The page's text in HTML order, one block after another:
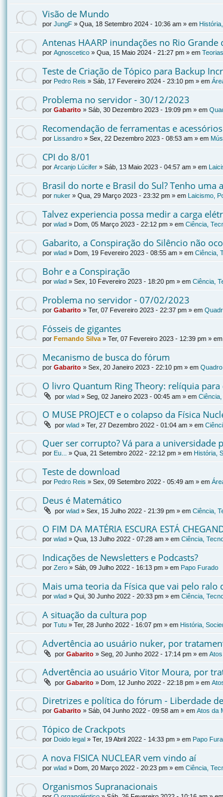
Visão de Mundo
por JungF » Qua, 18 Setembro 2024 - 10:36 am » em
Antenas HAARP inundações no Rio Grande
por Agnoscetico » Qua, 15 Maio 2024 - 21:27 pm » em
Teste de Criação de Tópico para Backup
por Pedro Reis » Sáb, 17 Fevereiro 2024 - 23:10 pm » em
Problema no servidor - 30/12/2023
por Gabarito » Sáb, 30 Dezembro 2023 - 19:09 pm » em
Recomendação de ferramentas e
por Lissandro » Sex, 22 Dezembro 2023 - 08:53 am » em
CPI do 8/01
por Arcanjo Lúcifer » Sáb, 13 Maio 2023 - 04:57 am » em
Brasil do norte e Brasil do Sul? Tenho uma
por nuker » Qua, 29 Março 2023 - 23:32 pm » em Laicismo,
Talvez experiencia possa medir a carga
por wlad » Dom, 05 Março 2023 - 22:12 pm » em Ciência,
Gabarito, a Conspiração do Silêncio não
por wlad » Dom, 19 Fevereiro 2023 - 08:55 am » em Ciência,
Bohr e a Conspiração
por wlad » Sex, 10 Fevereiro 2023 - 18:20 pm » em Ciência,
Problema no servidor - 07/02/2023
por Gabarito » Ter, 07 Fevereiro 2023 - 22:37 pm » em
Fósseis de gigantes
por Fernando Silva » Ter, 07 Fevereiro 2023 - 12:39 pm » em
Mecanismo de busca do fórum
por Gabarito » Sex, 20 Janeiro 2023 - 22:10 pm » em
O livro Quantum Ring Theory: relíquia para
por wlad » Seg, 02 Janeiro 2023 - 00:45 am » em
O MUSE PROJECT e o colapso da Física
por wlad » Ter, 27 Dezembro 2022 - 01:04 am » em
Quer ser corrupto? Vá para a universidade
por Eu... » Qua, 21 Setembro 2022 - 22:12 pm » em História,
Teste de download
por Pedro Reis » Sex, 09 Setembro 2022 - 05:49 am » em
Deus é Matemático
por wlad » Sex, 15 Julho 2022 - 21:39 pm » em Ciência,
O FIM DA MATÉRIA ESCURA ESTÁ
por wlad » Qua, 13 Julho 2022 - 07:28 am » em Ciência,
Indicações de Newsletters e Podcasts?
por Zero » Sáb, 09 Julho 2022 - 16:13 pm » em Papo Furado
Mais uma teoria da Física que vai pelo
por wlad » Qui, 30 Junho 2022 - 20:33 pm » em Ciência,
A situação da cultura pop
por Tutu » Ter, 28 Junho 2022 - 16:07 pm » em História,
Advertência ao usuário nuker, por
por Gabarito » Seg, 20 Junho 2022 - 17:14 pm » em
Advertência ao usuário Vitor Moura, por
por Gabarito » Dom, 12 Junho 2022 - 22:18 pm » em
Diretrizes e política do fórum - Liberdade
por Gabarito » Sáb, 04 Junho 2022 - 09:58 am » em Atos da
Tópico de Crackpots
por Doido legal » Ter, 19 Abril 2022 - 14:33 pm » em Papo
A nova FISICA NUCLEAR vem vindo aí
por wlad » Dom, 20 Março 2022 - 20:23 pm » em Ciência,
Organismos Supranacionais